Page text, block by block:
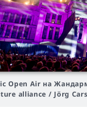
Open Air на
alliance / Jörg